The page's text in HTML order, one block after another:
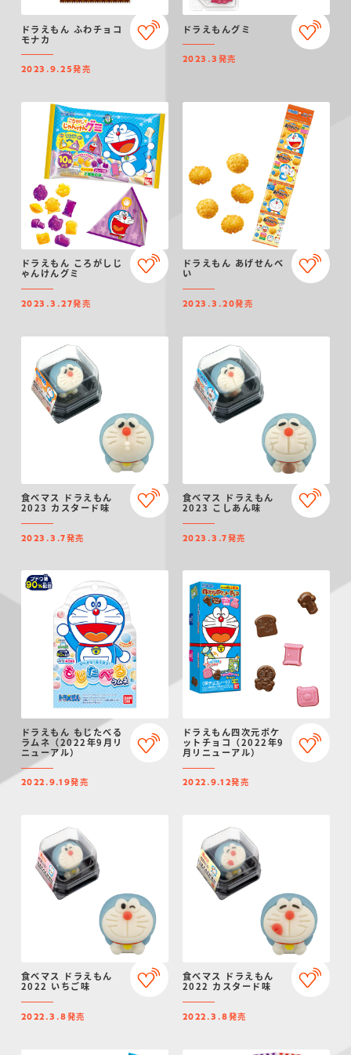
ドラえもん ふわチョコ
モナカ
2023.9.25発売
ドラえもんグミ
2023.3 発売
ドラえもん ころがしじ
ゃんけんグミ
2023.3.27発売
ドラえもん あげせんべ
い
2023.3.20発売
食べマス ドラえもん
2023 カスタード味
2023.3.7発売
食べマス ドラえもん
2023 こしあん味
2023.3.7発売
ドラえもん もじたべる
ラムネ（2022年9月リ
ニューアル）
2022.9.19発売
ドラえもん四次元ポケ
ットチョコ（2022年9
月リニューアル）
2022.9.12発売
食べマス ドラえもん
2022 いちご味
2022.3.8発売
食べマス ドラえもん
2022 カスタード味
2022.3.8発売